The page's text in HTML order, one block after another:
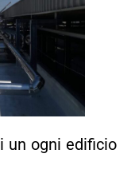
un ogni edificio